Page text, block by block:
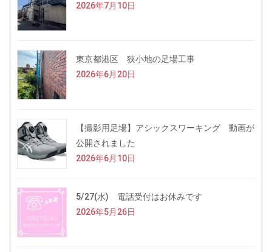
2026年7月10日
東京都港区 狭小地の足場工事
2026年6月20日
【撮影用足場】アシックスワーキング 動画が
公開されました
2026年6月10日
5/27(水) 電話受付はお休みです
2026年5月26日